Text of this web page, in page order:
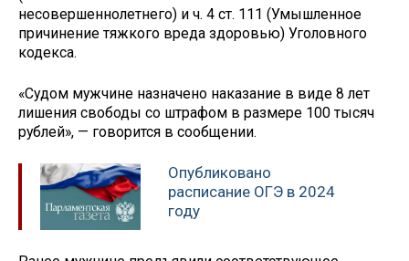
несовершеннолетнего) и ч. 4 ст. 111 (Умышленное
причинение тяжкого вреда здоровью) Уголовного
кодекса.
«Судом мужчине назначено наказание в виде 8 лет
лишения свободы со штрафом в размере 100 тысяч
рублей», — говорится в сообщении.
Опубликовано
расписание ОГЭ в 2024
году